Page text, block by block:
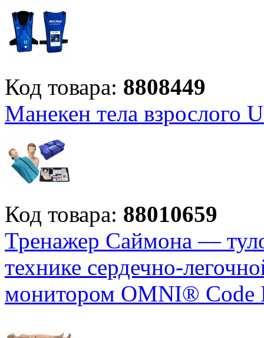
Код товара: 8808449
Манекен тела взрослого
Код товара: 88010659
Тренажер Саймона —
технике сердечно-
монитором OMNI® Code